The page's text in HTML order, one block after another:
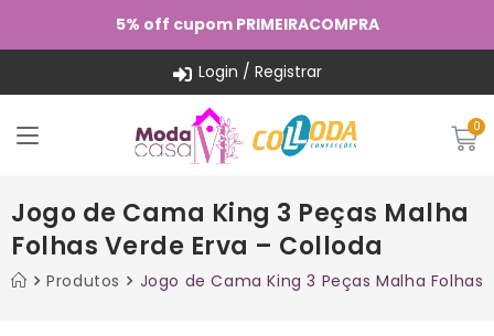
5% off cupom PRIMEIRACOMPRA
Login / Registrar
Jogo de Cama King 3 Peças Malha
Folhas Verde Erva – Colloda
Produtos Jogo de Cama King 3 Peças Malha Folhas